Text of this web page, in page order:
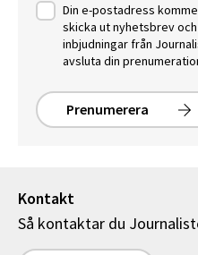
Din e-postadress
skicka ut nyhetsbrev
inbjudningar från
avsluta din
Prenumerera
Kontakt
Så kontaktar du